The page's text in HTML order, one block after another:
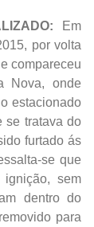
Em
por volta
compareceu
Nova, onde
estacionado
se tratava do
furtado ás
se que
sem
dentro do
para